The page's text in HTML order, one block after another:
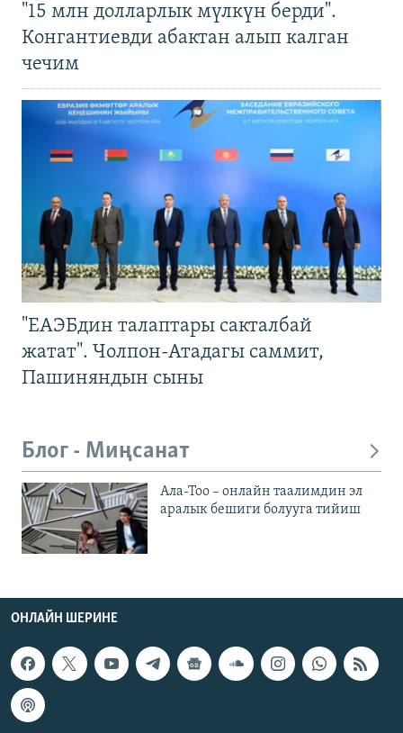
"15 млн долларлык мүлкүн берди".
Конгантиевди абактан алып калган
чечим
"ЕАЭБдин талаптары сакталбай
жатат". Чолпон-Атадагы саммит,
Пашиняндын сыны
Блог - Миңсанат
Ала-Тоо – онлайн таалимдин эл
аралык бешиги болууга тийиш
ОНЛАЙН ШЕРИНЕ